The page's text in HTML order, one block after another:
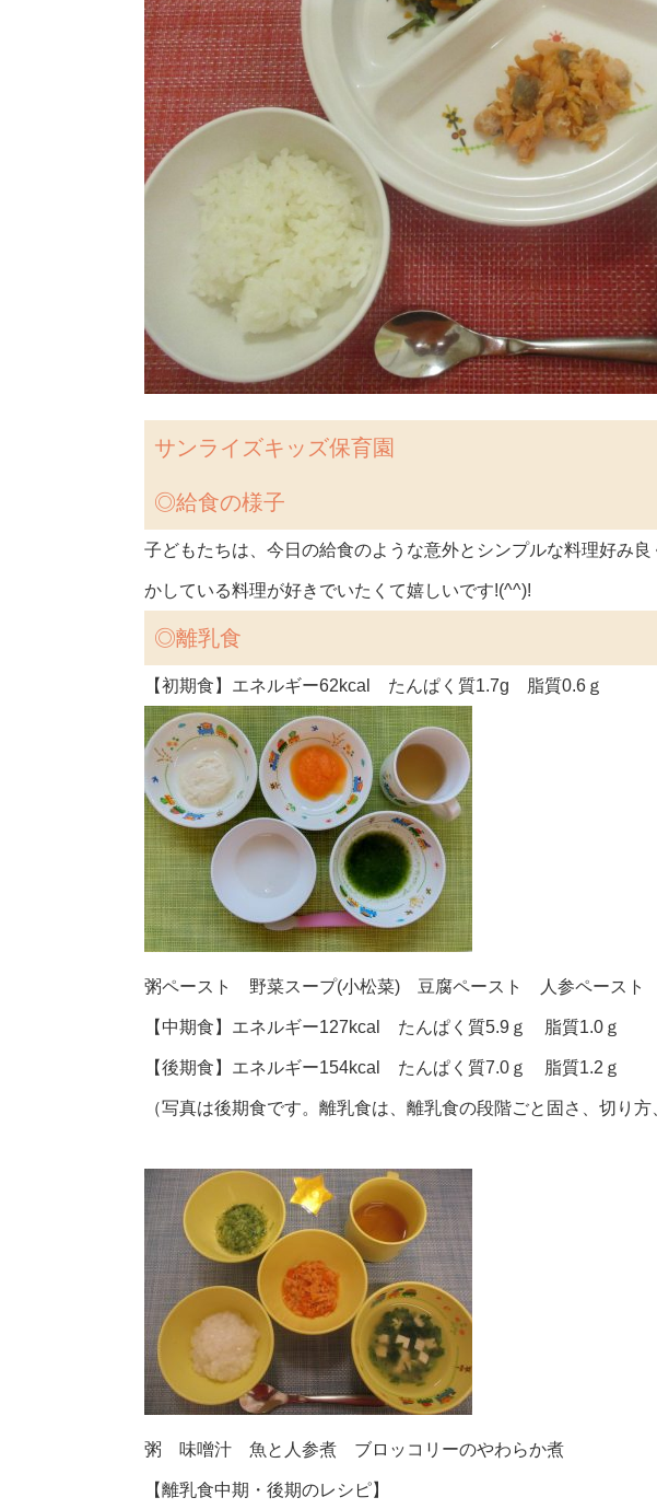
サンライズキッズ保育園
◎給食の様子
子どもたちは、今日の給食のような意外とシンプルな料理好み
かしている料理が好きでいたくて嬉しいです!(^^)!
◎離乳食
【初期食】エネルギー62kcal たんぱく質1.7g 脂質0.6ｇ
粥ペースト 野菜スープ(小松菜) 豆腐ペースト 人参ペースト
【中期食】エネルギー127kcal たんぱく質5.9ｇ 脂質1.0ｇ
【後期食】エネルギー154kcal たんぱく質7.0ｇ 脂質1.2ｇ
（写真は後期食です。離乳食は、離乳食の段階ごと固さ、切り
粥 味噌汁 魚と人参煮 ブロッコリーのやわらか煮
【離乳食中期・後期のレシピ】